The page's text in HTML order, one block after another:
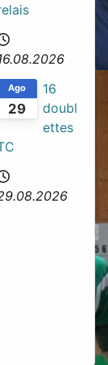
29
Ago
16
doubl
ettes